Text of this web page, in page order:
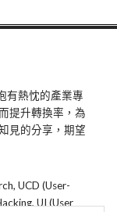
有熱忱的產業專
提升轉換率，為
見的分享，期望
UCD (User-
UI (User